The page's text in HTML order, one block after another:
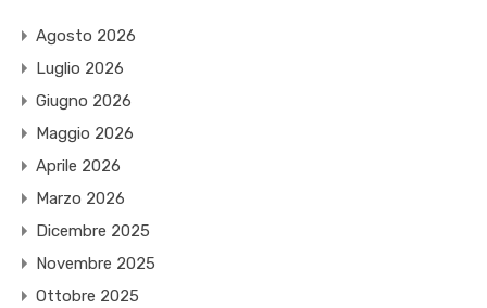
Agosto 2026
Luglio 2026
Giugno 2026
Maggio 2026
Aprile 2026
Marzo 2026
Dicembre 2025
Novembre 2025
Ottobre 2025